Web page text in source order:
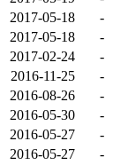
2017-05-18
-
2017-05-18
-
2017-02-24
-
2016-11-25
-
2016-08-26
-
2016-05-30
-
2016-05-27
-
2016-05-27
-